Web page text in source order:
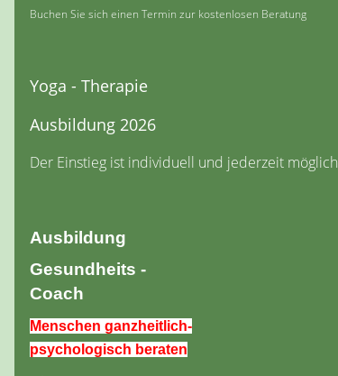
Buchen Sie sich einen Termin zur kostenlosen Beratung
Yoga - Therapie
Ausbildung 2026
Der Einstieg ist individuell und jederzeit möglich
Ausbildung
Gesundheits -
Coach
Menschen ganzheitlich-
psychologisch beraten